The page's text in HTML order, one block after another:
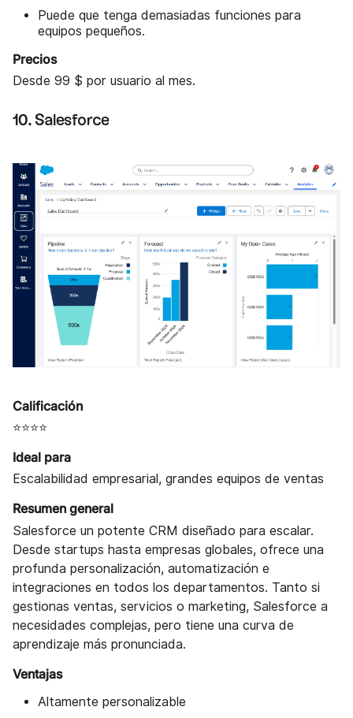
Puede que tenga demasiadas funciones para
equipos pequeños.
Precios
Desde 99 $ por usuario al mes.
10. Salesforce
Calificación
⭐⭐⭐⭐
Ideal para
Escalabilidad empresarial, grandes equipos de ventas
Resumen general
Salesforce un potente CRM diseñado para escalar.
Desde startups hasta empresas globales, ofrece una
profunda personalización, automatización e
integraciones en todos los departamentos. Tanto si
gestionas ventas, servicios o marketing, Salesforce a
necesidades complejas, pero tiene una curva de
aprendizaje más pronunciada.
Ventajas
Altamente personalizable